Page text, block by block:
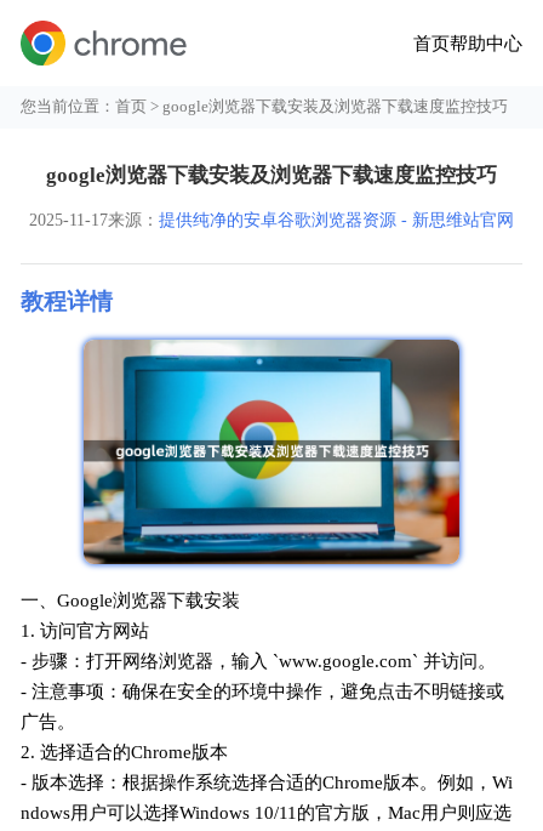
首页帮助中心
您当前位置：首页 > google浏览器下载安装及浏览器下载速度监控技巧
google浏览器下载安装及浏览器下载速度监控技巧
2025-11-17来源： 提供纯净的安卓谷歌浏览器资源 - 新思维站官网
教程详情
一、Google浏览器下载安装
1. 访问官方网站
- 步骤：打开网络浏览器，输入 `www.google.com` 并访问。
- 注意事项：确保在安全的环境中操作，避免点击不明链接或
广告。
2. 选择适合的Chrome版本
- 版本选择：根据操作系统选择合适的Chrome版本。例如，Wi
ndows用户可以选择Windows 10/11的官方版，Mac用户则应选